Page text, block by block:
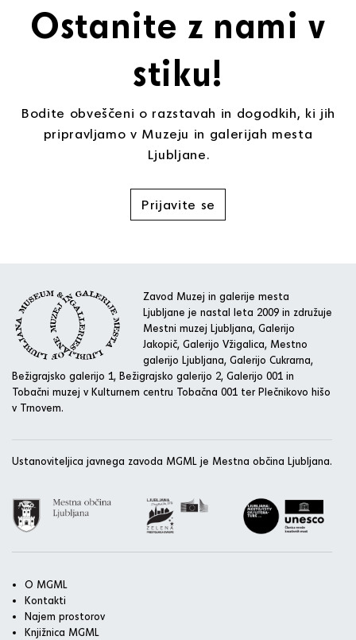
Ostanite z nami v
stiku!
Bodite obveščeni o razstavah in dogodkih, ki jih
pripravljamo v Muzeju in galerijah mesta
Ljubljane.
Prijavite se
Zavod Muzej in galerije mesta
Ljubljane je nastal leta 2009 in združuje
Mestni muzej Ljubljana, Galerijo
Jakopič, Galerijo Vžigalica, Mestno
galerijo Ljubljana, Galerijo Cukrarna,
Bežigrajsko galerijo 1, Bežigrajsko galerijo 2, Galerijo 001 in
Tobačni muzej v Kulturnem centru Tobačna 001 ter Plečnikovo hišo
v Trnovem.
Ustanoviteljica javnega zavoda MGML je Mestna občina Ljubljana.
O MGML
Kontakti
Najem prostorov
Knjižnica MGML